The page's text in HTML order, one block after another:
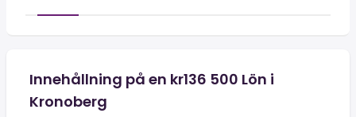
Innehållning på en kr136 500 Lön i
Kronoberg